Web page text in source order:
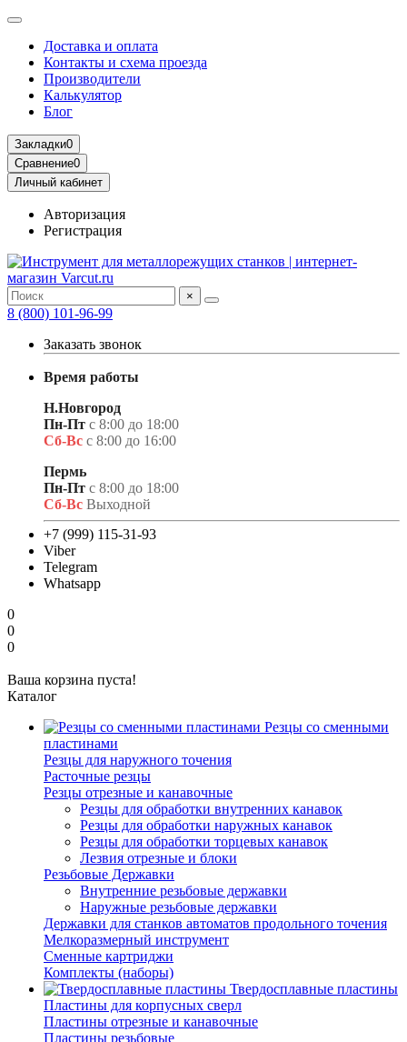
Доставка и оплата
Контакты и схема проезда
Производители
Калькулятор
Блог
Закладки0
Сравнение0
Личный кабинет
Авторизация
Регистрация
×
8 (800) 101-96-99
Заказать звонок
Время работы
Н.Новгород
Пн-Пт с 8:00 до 18:00
Сб-Вс с 8:00 до 16:00
Пермь
Пн-Пт с 8:00 до 18:00
Сб-Вс Выходной
+7 (999) 115-31-93
Viber
Telegram
Whatsapp
0
0
0
Ваша корзина пуста!
Каталог
Резцы со сменными
пластинами
Резцы для наружного точения
Расточные резцы
Резцы отрезные и канавочные
Резцы для обработки внутренних канавок
Резцы для обработки наружных канавок
Резцы для обработки торцевых канавок
Лезвия отрезные и блоки
Резьбовые Державки
Внутренние резьбовые державки
Наружные резьбовые державки
Державки для станков автоматов продольного точения
Мелкоразмерный инструмент
Сменные картриджи
Комплекты (наборы)
Твердосплавные пластины
Пластины для корпусных сверл
Пластины отрезные и канавочные
Пластины резьбовые